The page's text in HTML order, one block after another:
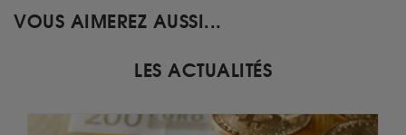
VOUS AIMEREZ AUSSI...
LES ACTUALITÉS